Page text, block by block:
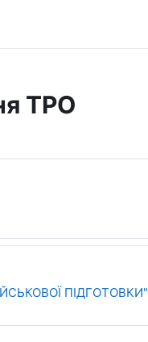
ТРО
ПІДГОТОВКИ"